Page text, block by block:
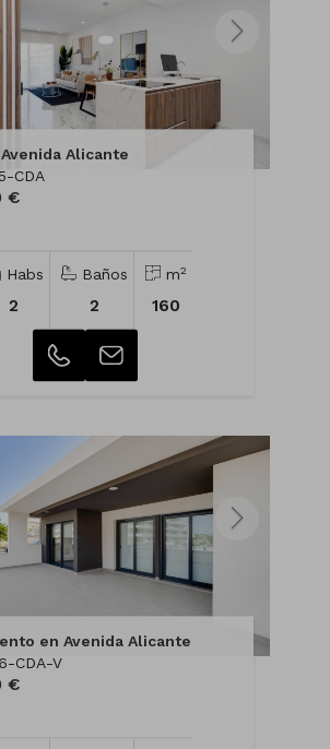
Alicante
CDA
€
Habs
2
Baños
2
m2
160
en Avenida Alicante
CDA-V
€